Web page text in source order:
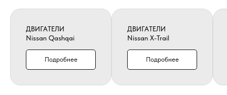
ДВИГАТЕЛИ
Nissan Qashqai
Подробнее
ДВИГАТЕЛИ
Nissan X-Trail
Подробнее